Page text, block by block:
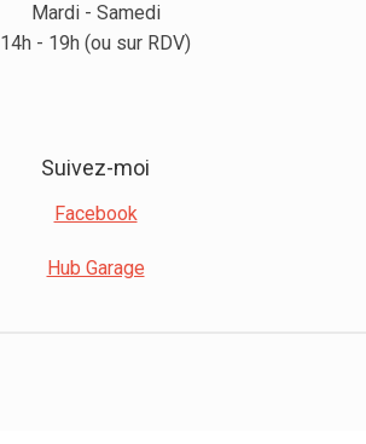
Mardi - Samedi
14h - 19h (ou sur RDV)
Suivez-moi
Facebook
Hub Garage